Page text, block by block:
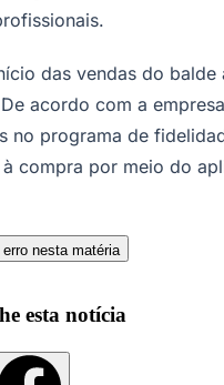
das vendas do balde
no programa de
compra por meio do
nesta matéria
esta notícia